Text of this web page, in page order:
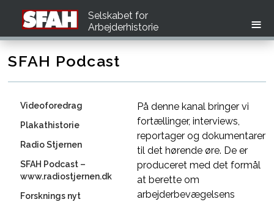
Selskabet for
Arbejderhistorie
SFAH Podcast
Videoforedrag
Plakathistorie
Radio Stjernen
SFAH Podcast –
www.radiostjernen.dk
Forsknings nyt
På denne kanal bringer vi
fortællinger, interviews,
reportager og dokumentarer
til det hørende øre. De er
produceret med det formål
at berette om
arbejderbevægelsens